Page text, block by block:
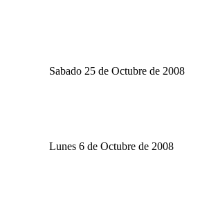
Sabado 25 de Octubre de 2008
Lunes 6 de Octubre de 2008